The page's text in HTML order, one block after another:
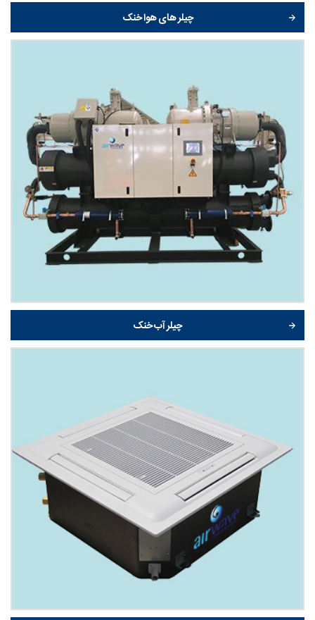
چیلر های هوا خنک
چیلر آب خنک